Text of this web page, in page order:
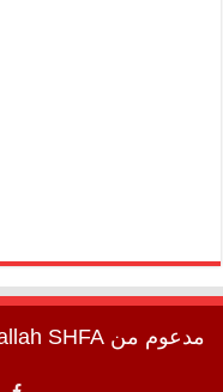
مدعوم من SHFA